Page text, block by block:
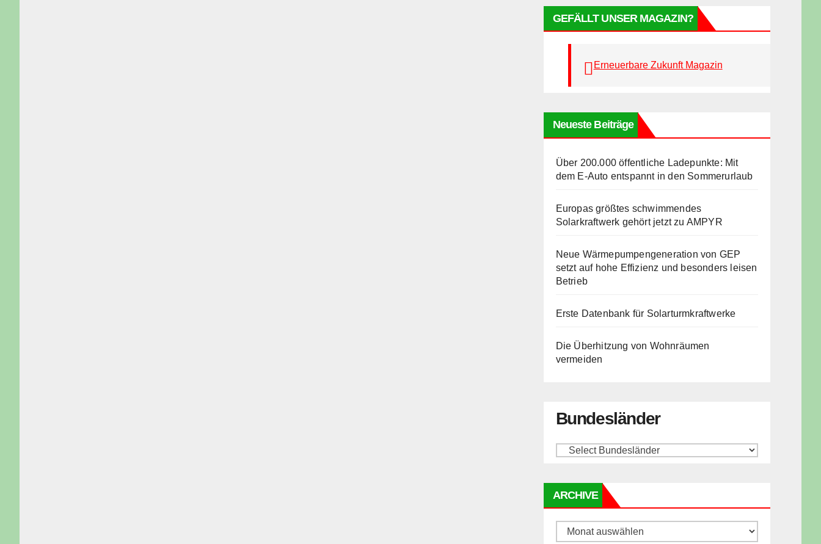
GEFÄLLT UNSER MAGAZIN?
Erneuerbare Zukunft Magazin
Neueste Beiträge
Über 200.000 öffentliche Ladepunkte: Mit
dem E-Auto entspannt in den Sommerurlaub
Europas größtes schwimmendes
Solarkraftwerk gehört jetzt zu AMPYR
Neue Wärmepumpengeneration von GEP
setzt auf hohe Effizienz und besonders leisen
Betrieb
Erste Datenbank für Solarturmkraftwerke
Die Überhitzung von Wohnräumen
vermeiden
Bundesländer
ARCHIVE
Archive